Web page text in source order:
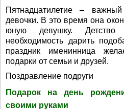
Пятнадцатилетие –
девочки. В это время она
юную девушку. Детство
необходимость дарить
праздник именинница
подарки от семьи и друзей.
Поздравление подруги
Подарок на день
своими руками